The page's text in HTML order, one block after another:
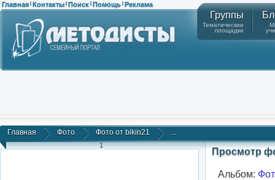
Главная | Контакты | Поиск | Помощь | Реклама
Группы
Тематические
площадки
Главная Фото Фото от bikin21 ...
1
Просмотр
Альбом: